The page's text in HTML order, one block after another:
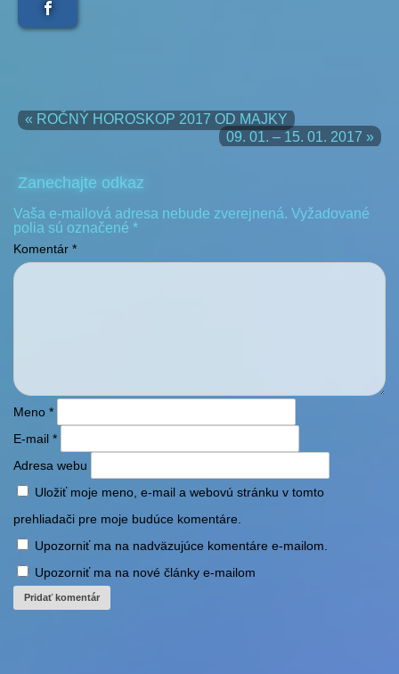
« ROČNÝ HOROSKOP 2017 OD MAJKY
09. 01. – 15. 01. 2017 »
Zanechajte odkaz
Vaša e-mailová adresa nebude zverejnená. Vyžadované
polia sú označené *
Komentár *
Meno *
E-mail *
Adresa webu
Uložiť moje meno, e-mail a webovú stránku v tomto
prehliadači pre moje budúce komentáre.
Upozorniť ma na nadväzujúce komentáre e-mailom.
Upozorniť ma na nové články e-mailom